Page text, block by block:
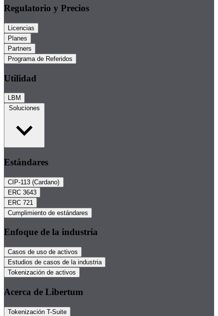
Regulatorio y Precios
Licencias
Planes
Partners
Programa de Referidos
Utilidad
LBM
Soluciones
Estándares
CIP-113 (Cardano)
ERC 3643
ERC 721
Cumplimiento de estándares
Enfoque de la industria
Casos de uso de activos
Estudios de casos de la industria
Tokenización de activos
Acerca de Libertum
Tokenización T-Suite